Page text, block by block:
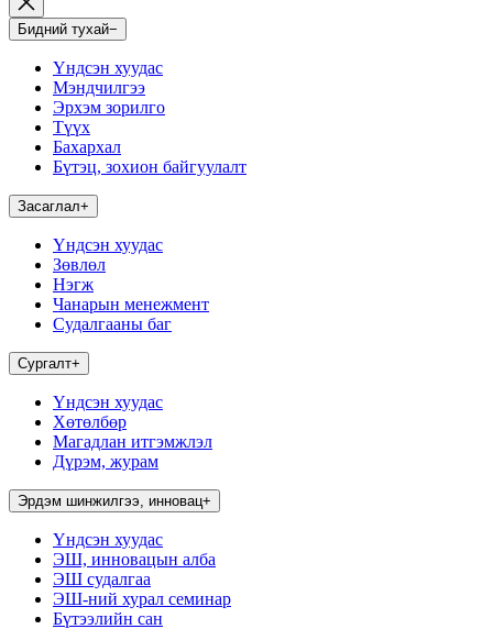
Бидний тухай−
Үндсэн хуудас
Мэндчилгээ
Эрхэм зорилго
Түүх
Бахархал
Бүтэц, зохион байгуулалт
Засаглал+
Үндсэн хуудас
Зөвлөл
Нэгж
Чанарын менежмент
Судалгааны баг
Сургалт+
Үндсэн хуудас
Хөтөлбөр
Магадлан итгэмжлэл
Дүрэм, журам
Эрдэм шинжилгээ, инновац+
Үндсэн хуудас
ЭШ, инновацын алба
ЭШ судалгаа
ЭШ-ний хурал семинар
Бүтээлийн сан